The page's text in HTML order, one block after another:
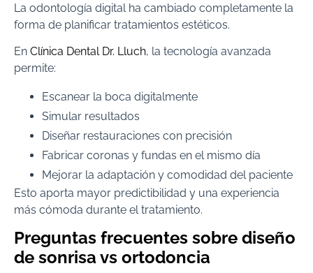
La odontología digital ha cambiado completamente la
forma de planificar tratamientos estéticos.
En Clínica Dental Dr. Lluch, la tecnología avanzada
permite:
Escanear la boca digitalmente
Simular resultados
Diseñar restauraciones con precisión
Fabricar coronas y fundas en el mismo día
Mejorar la adaptación y comodidad del paciente
Esto aporta mayor predictibilidad y una experiencia
más cómoda durante el tratamiento.
Preguntas frecuentes sobre diseño
de sonrisa vs ortodoncia